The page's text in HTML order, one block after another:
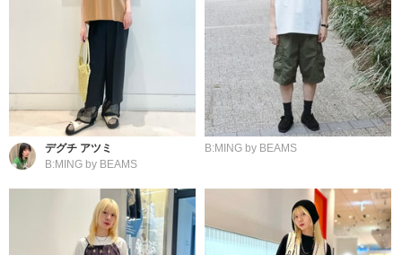
デグチ アツミ
B:MING by BEAMS
B:MING by BEAMS